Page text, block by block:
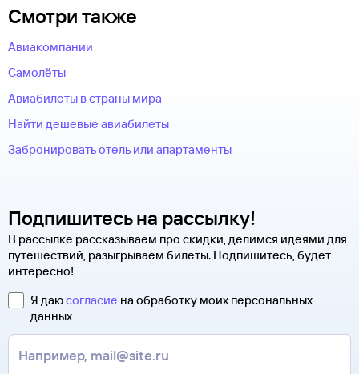
Смотри также
Авиакомпании
Самолёты
Авиабилеты в страны мира
Найти дешевые авиабилеты
Забронировать отель или апартаменты
Подпишитесь на рассылку!
В рассылке рассказываем про скидки, делимся идеями для
путешествий, разыгрываем билеты. Подпишитесь, будет
интересно!
Я даюсогласие на обработку моих персональных
данных